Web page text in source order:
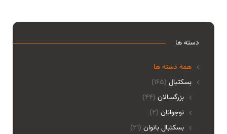
دسته ها
همه دسته ها
(165) بسکتبال
بزرگسالان (44)
نوجوانان (2)
بسکتبال بانوان (21)